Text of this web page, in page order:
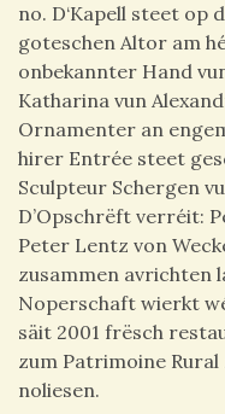
no. D‘Kapell steet op
goteschen Altor am
onbekannter Hand
Katharina vun
Ornamenter an
hirer Entrée steet
Sculpteur Schergen
D’Opschrëft verréit:
Peter Lentz von
zusammen avrichten
Noperschaft wierkt
säit 2001 frësch
zum Patrimoine
noliesen.